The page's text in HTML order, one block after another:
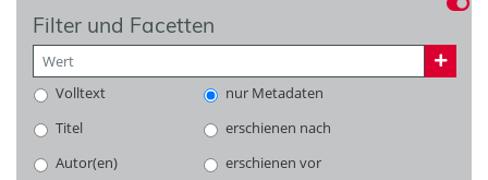
Filter und Facetten
Volltext
nur Metadaten
Titel
erschienen nach
Autor(en)
erschienen vor